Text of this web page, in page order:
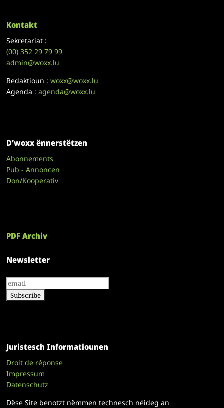
Kontakt
Sekretariat :
(00)352 29 79 99
admin@woxx.lu
Redaktioun :woxx@woxx.lu
Agenda :agenda@woxx.lu
D’woxx ënnerstëtzen
Abonnements
Pub - Annoncen
Don/Kooperativ
PDF Archiv
Newsletter
Juristesch Informatiounen
Droit de réponse
Impressum
Datenschutz
Dëse Site benotzt nëmmen technesch néideg an